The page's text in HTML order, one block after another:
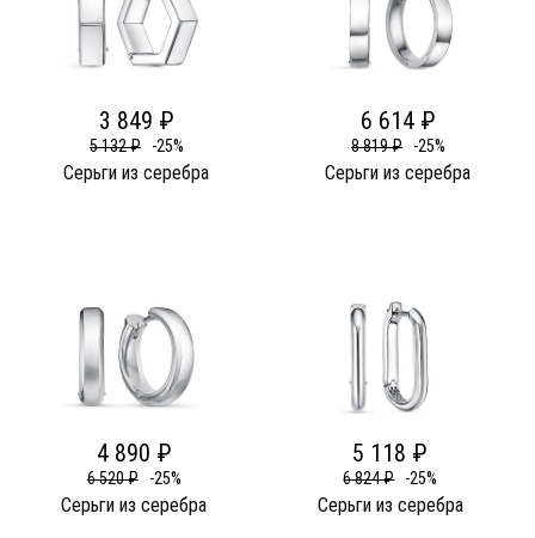
3 849 ₽
5 132 ₽ -25%
Серьги из серебра
6 614 ₽
8 819 ₽ -25%
Серьги из серебра
4 890 ₽
6 520 ₽ -25%
Серьги из серебра
5 118 ₽
6 824 ₽ -25%
Серьги из серебра